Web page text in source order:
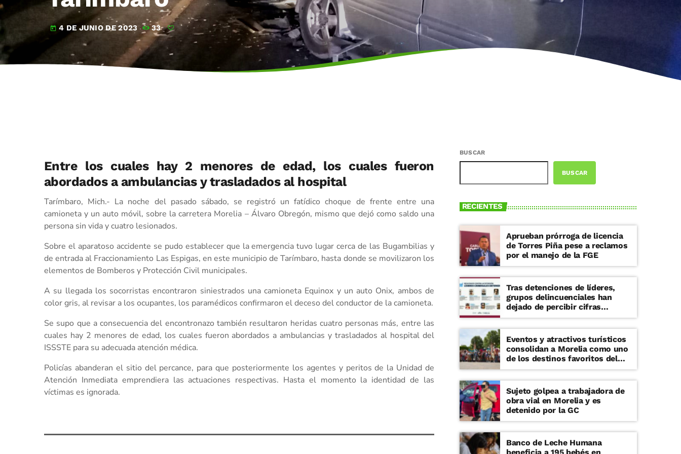
today 4 DE JUNIO DE 2023 33
Entre los cuales hay 2 menores de edad, los cuales fueron
abordados a ambulancias y trasladados al hospital
Tarímbaro, Mich.- La noche del pasado sábado, se registró un fatídico choque de frente entre una
camioneta y un auto móvil, sobre la carretera Morelia – Álvaro Obregón, mismo que dejó como saldo una
persona sin vida y cuatro lesionados.
Sobre el aparatoso accidente se pudo establecer que la emergencia tuvo lugar cerca de las Bugambilias y
de entrada al Fraccionamiento Las Espigas, en este municipio de Tarímbaro, hasta donde se movilizaron los
elementos de Bomberos y Protección Civil municipales.
A su llegada los socorristas encontraron siniestrados una camioneta Equinox y un auto Onix, ambos de
color gris, al revisar a los ocupantes, los paramédicos confirmaron el deceso del conductor de la camioneta.
Se supo que a consecuencia del encontronazo también resultaron heridas cuatro personas más, entre las
cuales hay 2 menores de edad, los cuales fueron abordados a ambulancias y trasladados al hospital del
ISSSTE para su adecuada atención médica.
Policías abanderan el sitio del percance, para que posteriormente los agentes y peritos de la Unidad de
Atención Inmediata emprendiera las actuaciones respectivas. Hasta el momento la identidad de las
víctimas es ignorada.
BUSCAR
BUSCAR
RECIENTES
Aprueban prórroga de licencia
de Torres Piña pese a reclamos
por el manejo de la FGE
Tras detenciones de líderes,
grupos delincuenciales han
dejado de percibir cifras
millonarias
Eventos y atractivos turísticos
consolidan a Morelia como uno
de los destinos favoritos del
verano
Sujeto golpea a trabajadora de
obra vial en Morelia y es
detenido por la GC
Banco de Leche Humana